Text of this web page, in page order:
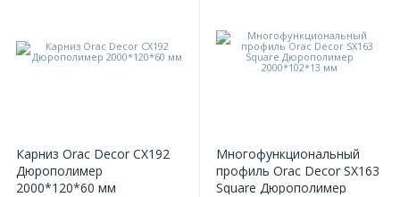
Карниз Orac Decor CX192
Дюрополимер
2000*120*60 мм
Многофункциональный
профиль Orac Decor SX163
Square Дюрополимер